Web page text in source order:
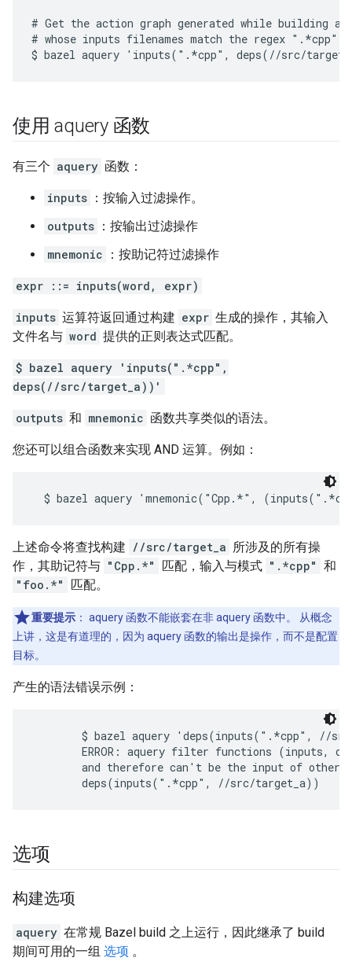
# Get the action graph generated while building
# whose inputs filenames match the regex ".*cpp".
使用 aquery 函数
有三个 aquery 函数：
inputs ：按输入过滤操作。
outputs ：按输出过滤操作
mnemonic
：按助记符过滤操作
expr ::= inputs(word, expr)
inputs 运算符返回通过构建 expr 生成的操作，其输入
文件名与 word 提供的正则表达式匹配。
$ bazel aquery 'inputs(".*cpp",
deps(//src/target_a))'
outputs 和 mnemonic 函数共享类似的语法。
您还可以组合函数来实现 AND 运算。例如：
上述命令将查找构建 //src/target_a 所涉及的所有操
作，其助记符与 "Cpp.*" 匹配，输入与模式 ".*cpp" 和
"foo.*"
匹配。
重要提示 ： aquery 函数不能嵌套在非 aquery 函数中。 从概念
上讲，这是有道理的，因为 aquery 函数的输出是操作，而不是配置
目标。
产生的语法错误示例：
$ bazel aquery 'deps(inputs(".*cpp", //
ERROR: aquery filter functions (inputs,
and therefore can't be the input of other
选项
构建选项
aquery 在常规 Bazel build 之上运行，因此继承了 build
期间可用的一组 选项 。